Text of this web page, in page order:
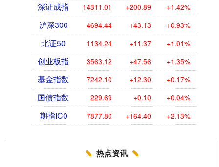
深证成指 14311.01 +200.89 +1.42%
沪深300 4694.44 +43.13 +0.93%
北证50 1134.24 +11.37 +1.01%
创业板指 3563.12 +47.56 +1.35%
基金指数 7242.10 +12.30 +0.17%
国债指数 229.69 +0.10 +0.04%
期指IC0 7877.80 +164.40 +2.13%
热点资讯